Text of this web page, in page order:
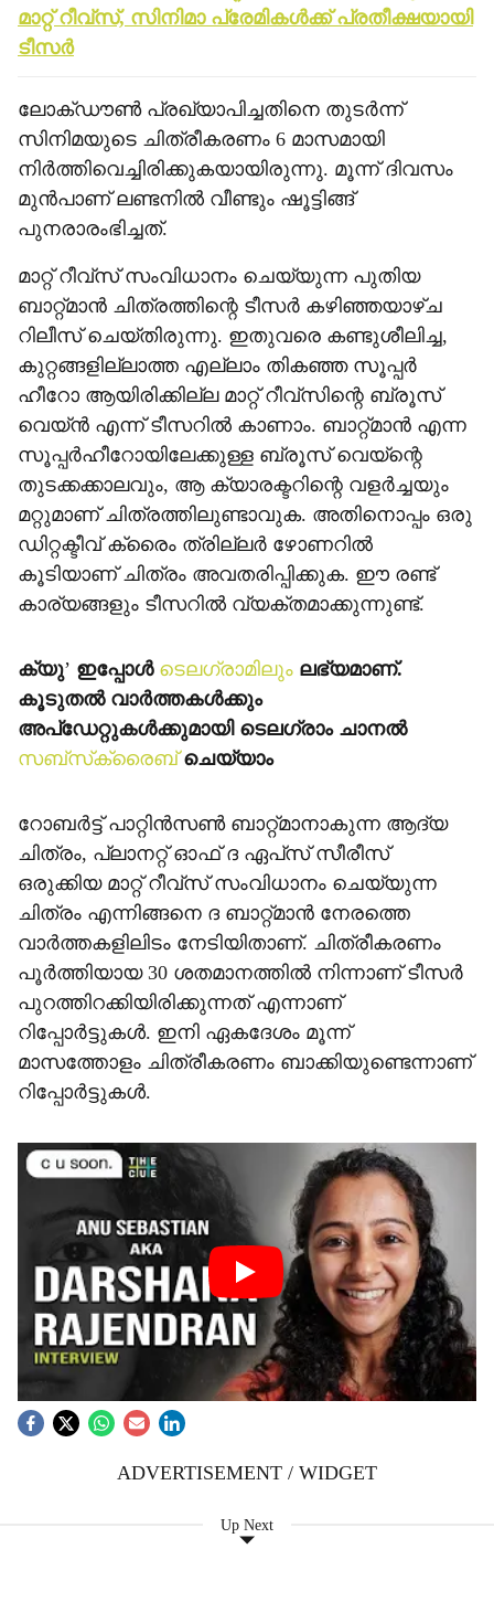
മാറ്റ് റീവ്സ്, സിനിമാ പ്രേമികള്‍ക്ക് പ്രതീക്ഷയായി
ടീസര്‍
ലോക്ഡൗണ്‍ പ്രഖ്യാപിച്ചതിനെ തുടര്‍ന്ന്
സിനിമയുടെ ചിത്രീകരണം 6 മാസമായി
നിര്‍ത്തിവെച്ചിരിക്കുകയായിരുന്നു. മൂന്ന് ദിവസം
മുന്‍പാണ് ലണ്ടനില്‍ വീണ്ടും ഷൂട്ടിങ്ങ്
പുനരാരംഭിച്ചത്.
മാറ്റ് റീവ്‌സ് സംവിധാനം ചെയ്യുന്ന പുതിയ
ബാറ്റ്മാന്‍ ചിത്രത്തിന്റെ ടീസര്‍ കഴിഞ്ഞയാഴ്ച
റിലീസ് ചെയ്തിരുന്നു. ഇതുവരെ കണ്ടുശീലിച്ച,
കുറ്റങ്ങളില്ലാത്ത എല്ലാം തികഞ്ഞ സൂപ്പര്‍
ഹീറോ ആയിരിക്കില്ല മാറ്റ് റീവ്‌സിന്റെ ബ്രൂസ്
വെയ്ന്‍ എന്ന് ടീസറില്‍ കാണാം. ബാറ്റ്മാന്‍ എന്ന
സൂപ്പര്‍ഹീറോയിലേക്കുള്ള ബ്രൂസ് വെയ്‌ന്റെ
തുടക്കക്കാലവും, ആ ക്യാരക്ടറിന്റെ വളര്‍ച്ചയും
മറ്റുമാണ് ചിത്രത്തിലുണ്ടാവുക. അതിനൊപ്പം ഒരു
ഡിറ്റക്ടീവ് ക്രൈം ത്രില്ലര്‍ ഴോണറില്‍
കൂടിയാണ് ചിത്രം അവതരിപ്പിക്കുക. ഈ രണ്ട്
കാര്യങ്ങളും ടീസറില്‍ വ്യക്തമാക്കുന്നുണ്ട്.
ക്യു’ ഇപ്പോള്‍ ടെലഗ്രാമിലും ലഭ്യമാണ്.
കൂടുതല്‍ വാര്‍ത്തകള്‍ക്കും
അപ്‌ഡേറ്റുകള്‍ക്കുമായി ടെലഗ്രാം ചാനല്‍
സബ്‌സ്‌ക്രൈബ് ചെയ്യാം
റോബര്‍ട്ട് പാറ്റിന്‍സണ്‍ ബാറ്റ്മാനാകുന്ന ആദ്യ
ചിത്രം, പ്ലാനറ്റ് ഓഫ് ദ ഏപ്‌സ് സീരീസ്
ഒരുക്കിയ മാറ്റ് റീവ്‌സ് സംവിധാനം ചെയ്യുന്ന
ചിത്രം എന്നിങ്ങനെ ദ ബാറ്റ്മാന്‍ നേരത്തെ
വാര്‍ത്തകളിലിടം നേടിയിതാണ്. ചിത്രീകരണം
പൂര്‍ത്തിയായ 30 ശതമാനത്തില്‍ നിന്നാണ് ടീസര്‍
പുറത്തിറക്കിയിരിക്കുന്നത് എന്നാണ്
റിപ്പോര്‍ട്ടുകള്‍. ഇനി ഏകദേശം മൂന്ന്
മാസത്തോളം ചിത്രീകരണം ബാക്കിയുണ്ടെന്നാണ്
റിപ്പോര്‍ട്ടുകള്‍.
ADVERTISEMENT / WIDGET
Up Next